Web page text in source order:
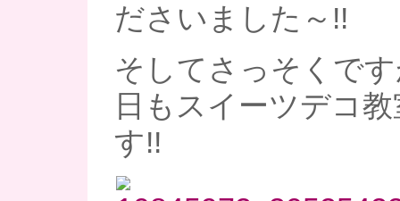
ださいました～!!
そしてさっそくで
日もスイーツデコ
す!!